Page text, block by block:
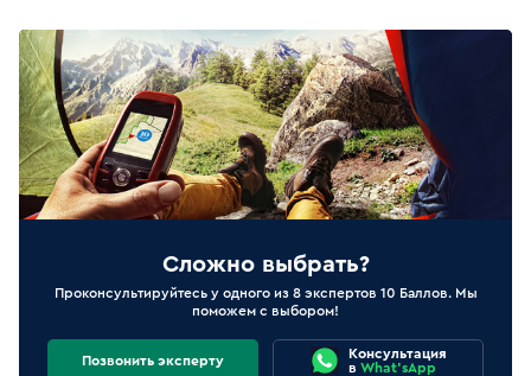
Сложно выбрать?
Проконсультируйтесь у одного из 8 экспертов 10 Баллов. Мы
поможем с выбором!
Позвонить эксперту
Консультация
в What'sApp